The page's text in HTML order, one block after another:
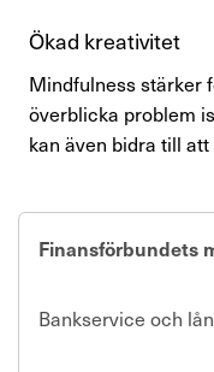
Ökad kreativitet
Mindfulness stärker
överblicka problem
kan även bidra till
Finansförbundets
Bankservice och lån